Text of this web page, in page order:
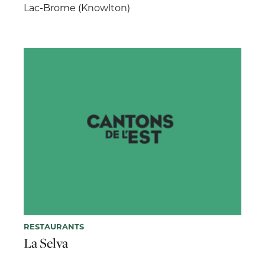
Lac-Brome (Knowlton)
RESTAURANTS
La Selva